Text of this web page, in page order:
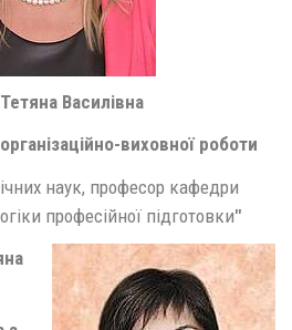
Василівна
виховної роботи
наук, професор кафедри
професійної підготовки"